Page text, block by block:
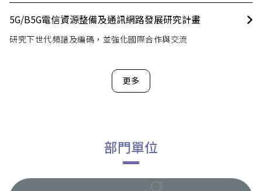
5G/B5G電信資源整備及通訊網路發展研究計畫
研究下世代頻譜及編碼，並強化國際合作與交流
更多
部門單位